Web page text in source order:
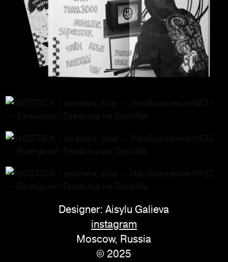
Designer: Aisylu Galieva
instagram
Moscow, Russia
© 2025